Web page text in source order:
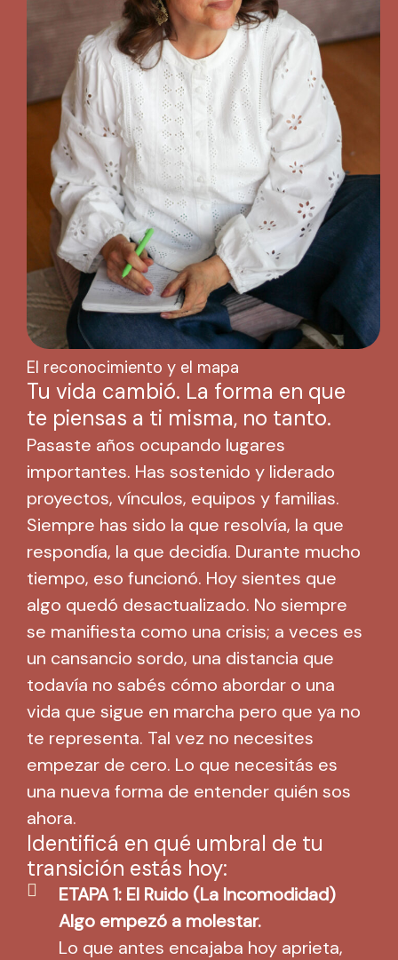
El reconocimiento y el mapa
Tu vida cambió. La forma en que
te piensas a ti misma, no tanto.
Pasaste años ocupando lugares
importantes. Has sostenido y liderado
proyectos, vínculos, equipos y familias.
Siempre has sido la que resolvía, la que
respondía, la que decidía. Durante mucho
tiempo, eso funcionó. Hoy sientes que
algo quedó desactualizado. No siempre
se manifiesta como una crisis; a veces es
un cansancio sordo, una distancia que
todavía no sabés cómo abordar o una
vida que sigue en marcha pero que ya no
te representa. Tal vez no necesites
empezar de cero. Lo que necesitás es
una nueva forma de entender quién sos
ahora.
Identificá en qué umbral de tu
transición estás hoy:
ETAPA 1: El Ruido (La Incomodidad)
Algo empezó a molestar.
Lo que antes encajaba hoy aprieta,